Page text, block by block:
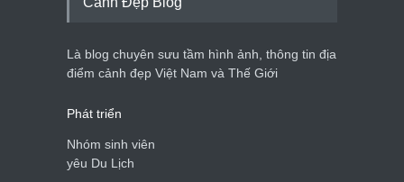
Là blog chuyên sưu tầm hình ảnh, thông tin địa
điểm cảnh đẹp Việt Nam và Thế Giới
Phát triển
Nhóm sinh viên
yêu Du Lịch